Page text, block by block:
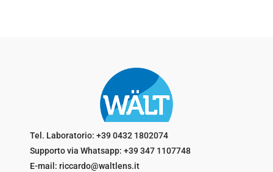
Tel. Laboratorio: +39 0432 1802074
Supporto via Whatsapp: +39 347 1107748
E-mail: riccardo@waltlens.it